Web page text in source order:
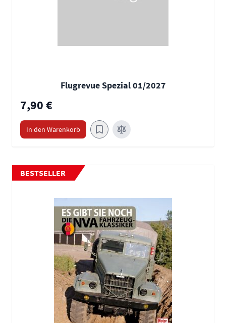
Flugrevue Spezial 01/2027
7,90 €
In den Warenkorb
BESTSELLER